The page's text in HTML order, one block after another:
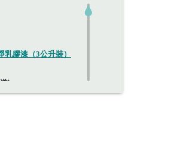
膠漆（3公升裝）
)
膜緊密結合，